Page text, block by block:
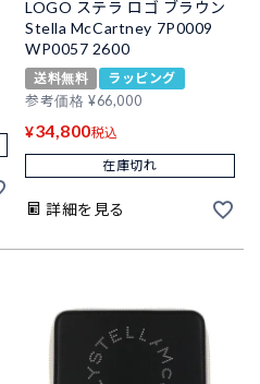
LOGO ステラ ロゴ ブラウン
Stella McCartney 7P0009
WP0057 2600
送料無料
ラッピング
参考価格 ¥66,000
¥34,800税込
在庫切れ
詳細を見る